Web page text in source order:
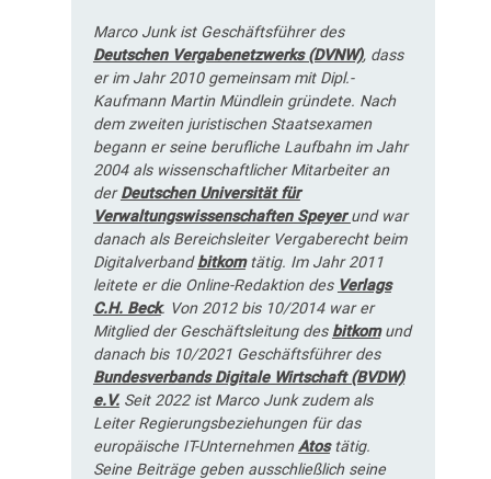
Marco Junk ist Geschäftsführer des
Deutschen Vergabenetzwerks (DVNW), dass
er im Jahr 2010 gemeinsam mit Dipl.-
Kaufmann Martin Mündlein gründete. Nach
dem zweiten juristischen Staatsexamen
begann er seine berufliche Laufbahn im Jahr
2004 als wissenschaftlicher Mitarbeiter an
derDeutschen Universität für
Verwaltungswissenschaften Speyerund war
danach als Bereichsleiter Vergaberecht beim
Digitalverbandbitkomtätig. Im Jahr 2011
leitete er die Online-Redaktion des Verlags
C.H. Beck. Von 2012 bis 10/2014 war er
Mitglied der Geschäftsleitung des bitkomund
danach bis 10/2021 Geschäftsführer des
Bundesverbands Digitale Wirtschaft (BVDW)
e.V.Seit 2022 ist Marco Junk zudem als
Leiter Regierungsbeziehungen für das
europäische IT-UnternehmenAtostätig.
Seine Beiträge geben ausschließlich seine